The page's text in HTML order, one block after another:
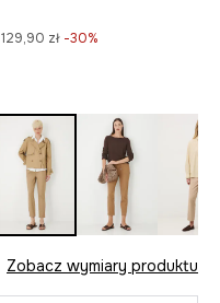
129,90 zł -30%
Zobacz wymiary produktu